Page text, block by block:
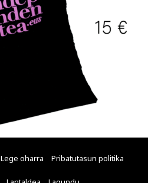
Lege oharra Pribatutasun politika